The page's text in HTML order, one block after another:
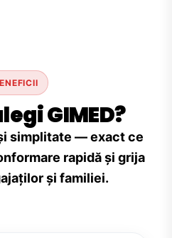
GIMED?
simplitate — exact ce
rapidă și grija
și familiei.